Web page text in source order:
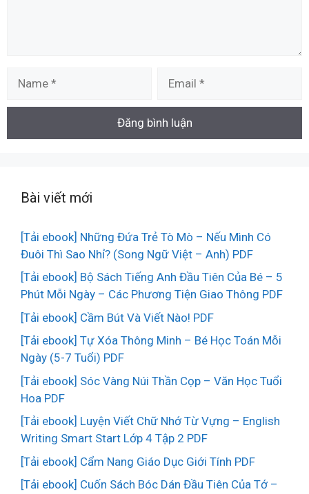
Bài viết mới
[Tải ebook] Những Đứa Trẻ Tò Mò – Nếu Mình Có
Đuôi Thì Sao Nhỉ? (Song Ngữ Việt – Anh) PDF
[Tải ebook] Bộ Sách Tiếng Anh Đầu Tiên Của Bé – 5
Phút Mỗi Ngày – Các Phương Tiện Giao Thông PDF
[Tải ebook] Cầm Bút Và Viết Nào! PDF
[Tải ebook] Tự Xóa Thông Minh – Bé Học Toán Mỗi
Ngày (5-7 Tuổi) PDF
[Tải ebook] Sóc Vàng Núi Thần Cọp – Văn Học Tuổi
Hoa PDF
[Tải ebook] Luyện Viết Chữ Nhớ Từ Vựng – English
Writing Smart Start Lớp 4 Tập 2 PDF
[Tải ebook] Cẩm Nang Giáo Dục Giới Tính PDF
[Tải ebook] Cuốn Sách Bóc Dán Đầu Tiên Của Tớ –